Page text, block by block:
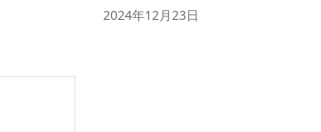
2024年12月23日